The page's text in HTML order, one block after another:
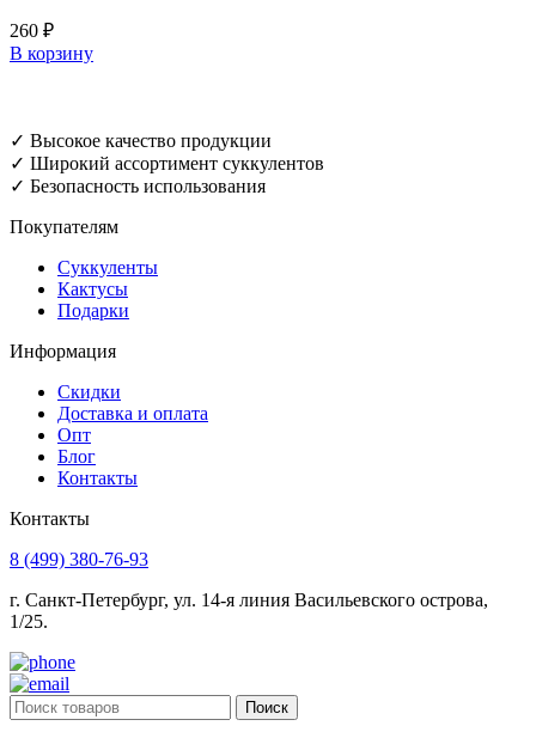
260 ₽
В корзину
✓ Высокое качество продукции
✓ Широкий ассортимент суккулентов
✓ Безопасность использования
Покупателям
Суккуленты
Кактусы
Подарки
Информация
Скидки
Доставка и оплата
Опт
Блог
Контакты
Контакты
8 (499) 380-76-93
г. Санкт-Петербург, ул. 14-я линия Васильевского острова,
1/25.
Поиск